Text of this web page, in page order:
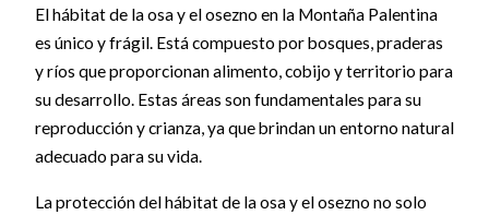
El hábitat de la osa y el osezno en la Montaña Palentina
es único y frágil. Está compuesto por bosques, praderas
y ríos que proporcionan alimento, cobijo y territorio para
su desarrollo. Estas áreas son fundamentales para su
reproducción y crianza, ya que brindan un entorno natural
adecuado para su vida.
La protección del hábitat de la osa y el osezno no solo